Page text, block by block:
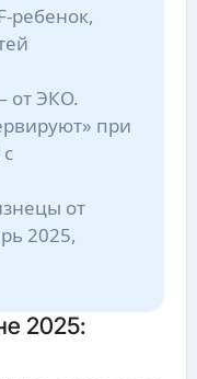
ребенок,
от ЭКО.
при
от
2025,
2025: